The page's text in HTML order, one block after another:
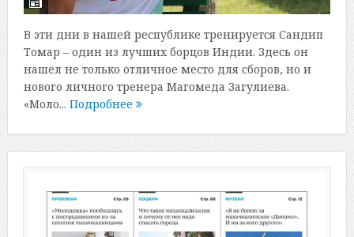
В эти дни в нашей республике тренируется Сандип
Томар – один из лучших борцов Индии. Здесь он
нашел не только отличное место для сборов, но и
нового личного тренера Магомеда Загулиева.
«Моло... Подробнее